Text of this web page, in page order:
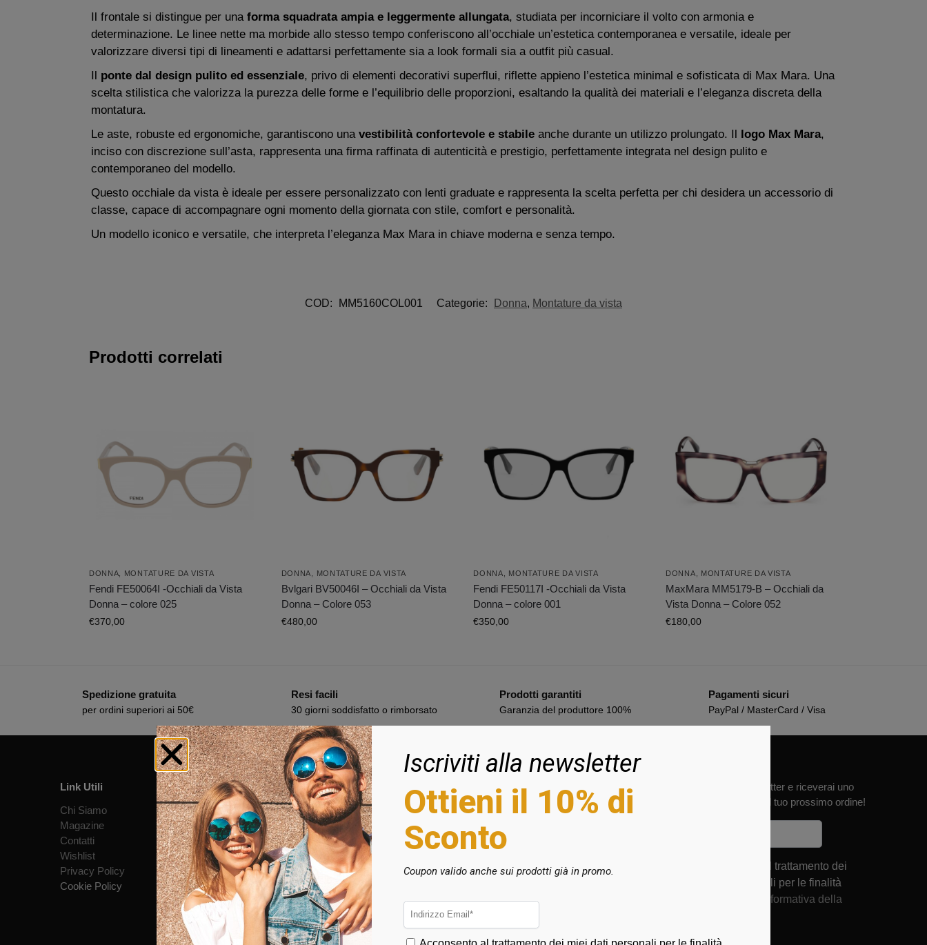
Il frontale si distingue per una forma squadrata ampia e leggermente allungata, studiata per incorniciare il volto con armonia e
determinazione. Le linee nette ma morbide allo stesso tempo conferiscono all’occhiale un’estetica contemporanea e versatile, ideale per
valorizzare diversi tipi di lineamenti e adattarsi perfettamente sia a look formali sia a outfit più casual.
Il ponte dal design pulito ed essenziale, privo di elementi decorativi superflui, riflette appieno l’estetica minimal e sofisticata di Max Mara. Una
scelta stilistica che valorizza la purezza delle forme e l’equilibrio delle proporzioni, esaltando la qualità dei materiali e l’eleganza discreta della
montatura.
Le aste, robuste ed ergonomiche, garantiscono una vestibilità confortevole e stabileanche durante un utilizzo prolungato. Il logo Max Mara,
inciso con discrezione sull’asta, rappresenta una firma raffinata di autenticità e prestigio, perfettamente integrata nel design pulito e
contemporaneo del modello.
Questo occhiale da vista è ideale per essere personalizzato con lenti graduate e rappresenta la scelta perfetta per chi desidera un accessorio di
classe, capace di accompagnare ogni momento della giornata con stile, comfort e personalità.
Un modello iconico e versatile, che interpreta l’eleganza Max Mara in chiave moderna e senza tempo.
COD: MM5160COL001 Categorie: Donna, Montature da vista
Prodotti correlati
DONNA MONTATURE DA VISTA
Fendi FE50064I -Occhiali da Vista
Donna – colore 025
€370,00
DONNA MONTATURE DA VISTA
Bvlgari BV50046I – Occhiali da Vista
Donna – Colore 053
€480,00
DONNA MONTATURE DA VISTA
Fendi FE50117I -Occhiali da Vista
Donna – colore 001
€350,00
DONNA MONTATURE DA VISTA
MaxMara MM5179-B – Occhiali da
Vista Donna – Colore 052
€180,00
Spedizione gratuita
per ordini superiori ai 50€
Resi facili
30 giorni soddisfatto o rimborsato
Prodotti garantiti
Garanzia del produttore 100%
Pagamenti sicuri
PayPal / MasterCard / Visa
Link Utili
Chi Siamo
Magazine
Contatti
Wishlist
Privacy Policy
Cookie Policy
Info e condizioni
Termini e Condizioni
Contratto di Vendita
Consegna e Costi
Pagamenti Accettati
Diritto di Recesso
Garanzia sugli Ordini
Seguici sui Social
Facebook
Instagram
Iscriviti alla newsletter e riceverai uno
sconto del 10% sul tuo prossimo ordine!
Acconsento al trattamento dei
miei dati personali per le finalità
informativa della
Iscriviti alla newsletter
Ottieni il 10% di
Sconto
Coupon valido anche sui prodotti già in promo.